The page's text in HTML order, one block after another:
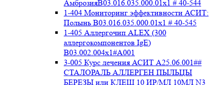
АмброзияB03.016.035.000.01x1 # 40-544
1-404 Мониторинг эффективности АСИТ:
Полынь B03.016.035.000.01x1 # 40-545
1-405 Аллергочип ALEX (300
аллергокомпонентов IgE)
В03.002.004x1#А001
3-005 Курс лечения АСИТ А25.06.001##
СТАЛОРАЛЬ АЛЛЕРГЕН ПЫЛЬЦЫ
БЕРЕЗЫ или КЛЕЩ 10 ИР/МЛ 10МЛ N3